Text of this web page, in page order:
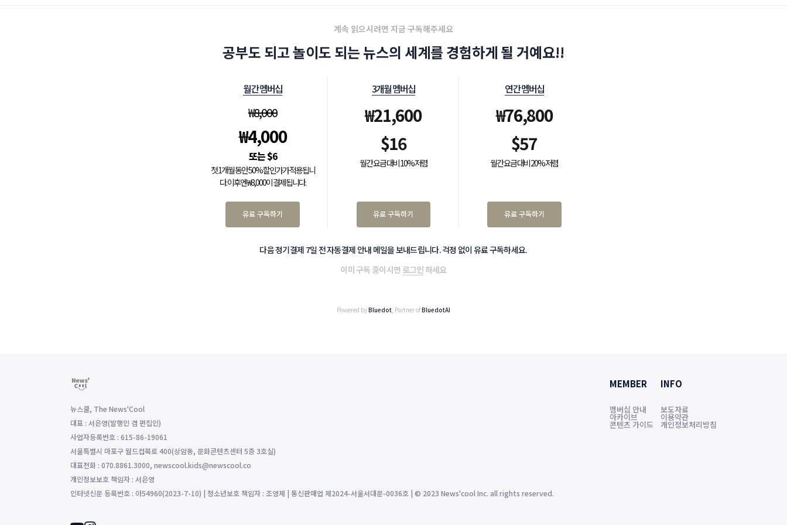
계속 읽으시려면 지금 구독해주세요
공부도 되고 놀이도 되는 뉴스의 세계를 경험하게 될 거예요!!
월간 멤버십
₩8,000
₩4,000
$6
첫 1개월 동안 50% 할인가가 적용됩니
다. 이후엔 ₩8,000이 결제됩니다.
유료 구독하기
3개월 멤버십
₩21,600
$16
월간 요금 대비 10% 저렴
유료 구독하기
연간 멤버십
₩76,800
$57
월간 요금 대비 20% 저렴
유료 구독하기
다음 정기결제 7일 전 자동결제 안내 메일을 보내드립니다. 걱정 없이 유료 구독하세요.
이미 구독 중이시면 로그인하세요
Powered byBluedot, Partner ofBluedotAI
뉴스쿨, The News'Cool
대표 : 서은영(발행인 겸 편집인)
사업자등록번호 : 615-86-19061
서울특별시 마포구 월드컵북로 400(상암동, 문화콘텐츠센터 5층 3호실)
대표전화 : 070.8861.3000, newscool.kids@newscool.co
개인정보보호 책임자 : 서은영
인터넷신문 등록번호 : 아54960(2023-7-10) | 청소년보호 책임자 : 조영제 | 통신판매업 제2024-서울서대문-0036호 | © 2023 News'cool Inc. all rights reserved.
MEMBER
멤버십 안내
아카이브
콘텐츠 가이드
INFO
보도자료
이용약관
개인정보처리방침